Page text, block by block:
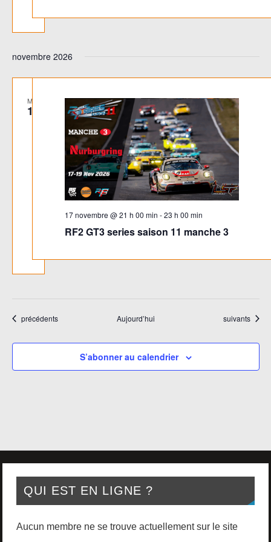
novembre 2026
MAR
17
RF2 GT3 series saison 11 manche 3
17 novembre @ 21 h 00 min -23 h 00 min
Évènements
précédents Aujourd’hui Évènements
suivants
S’abonner au calendrier
QUI EST EN LIGNE ?
Aucun membre ne se trouve actuellement sur le site